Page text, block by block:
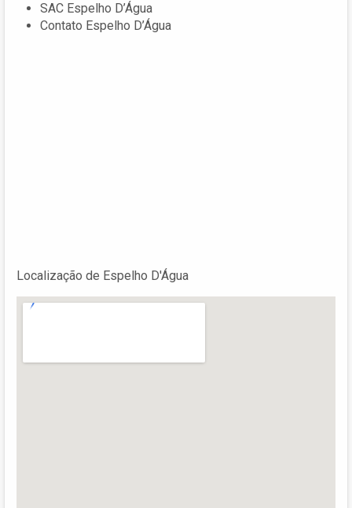
SAC Espelho D’Água
Contato Espelho D’Água
Localização de Espelho D'Água